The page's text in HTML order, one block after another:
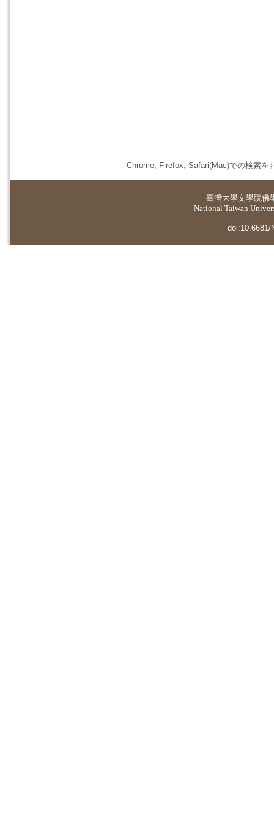
Chrome, Firefox, Safari(Mac)での検索を
臺灣大學文學院佛
National Taiwan
doi:10.6681/